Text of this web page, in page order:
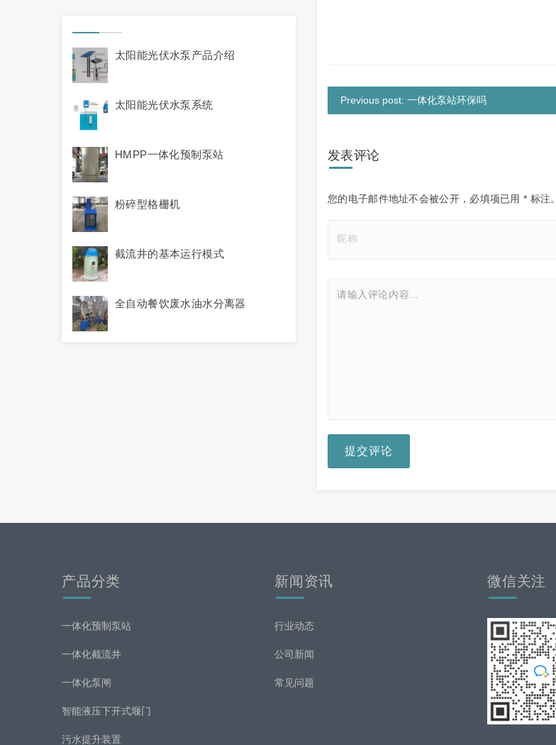
太阳能光伏水泵产品介绍
太阳能光伏水泵系统
HMPP一体化预制泵站
粉碎型格栅机
截流井的基本运行模式
全自动餐饮废水油水分离器
Previous post: 一体化泵站环保吗
发表评论
您的电子邮件地址不会被公开， 必填项已用* 标注。
提交评论
产品分类
一体化预制泵站
一体化截流井
一体化泵闸
智能液压下开式堰门
污水提升装置
新闻资讯
行业动态
公司新闻
常见问题
微信关注